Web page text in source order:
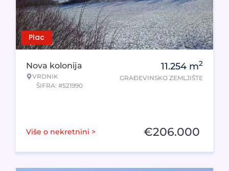
Plac
Nova kolonija
VRDNIK
ŠIFRA: #521990
11.254 m2
GRAĐEVINSKO ZEMLJIŠTE
Više o nekretnini > €206.000